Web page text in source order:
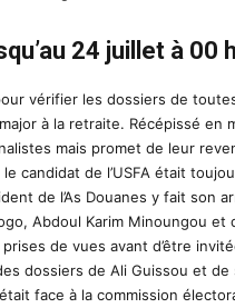
24 juillet à 00 h
vérifier les dossiers de
à la retraite. Récépissé en
mais promet de leur
candidat de l’USFA était
de l’As Douanes y fait son
Abdoul Karim Minoungou et
de vues avant d’être
dossiers de Ali Guissou et
face à la commission